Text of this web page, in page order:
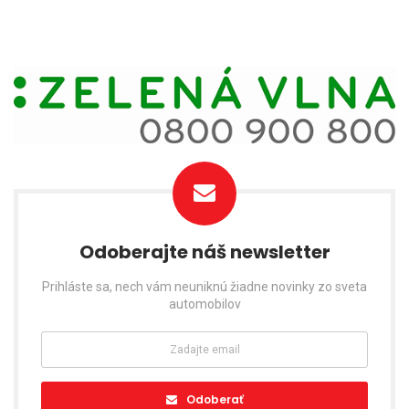
Odoberajte náš newsletter
Prihláste sa, nech vám neuniknú žiadne novinky zo sveta
automobilov
Odoberať